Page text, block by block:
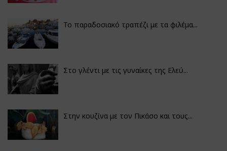
Το παραδοσιακό τραπέζι με τα φιλέμα...
Στο γλέντι με τις γυναίκες της Ελεύ...
Στην κουζίνα με τον Πικάσο και τους...